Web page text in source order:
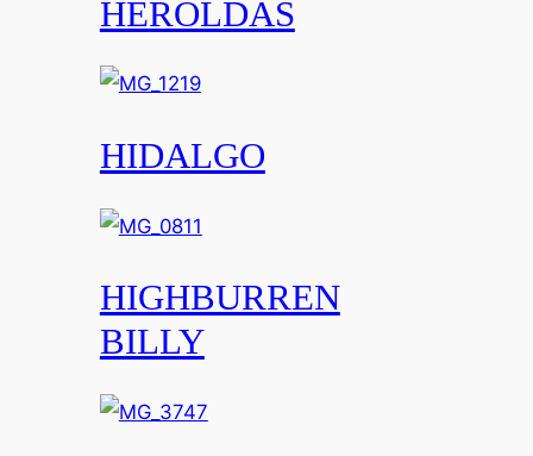
HEROLDAS
HIDALGO
HIGHBURREN
BILLY